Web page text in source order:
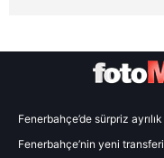
6698 sayılı Kişisel
ilgili mevzuata uygun
almak için lütfen
Fenerbahçe’de sürpriz
Fenerbahçe’nin yeni